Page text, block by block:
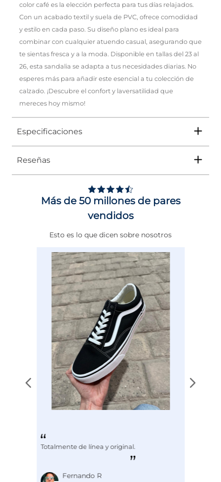
color café es la elección perfecta para tus días relajados.
Con un acabado textil y suela de PVC, ofrece comodidad
y estilo en cada paso. Su diseño plano es ideal para
combinar con cualquier atuendo casual, asegurando que
te sientas fresca y a la moda. Disponible en tallas del 23 al
26, esta sandalia se adapta a tus necesidades diarias. No
esperes más para añadir este esencial a tu colección de
calzado. ¡Descubre el confort y laversatilidad que
mereces hoy mismo!
Especificaciones
Tipo
Género Mujer
DE 0 A 4 cms
NORMAL
CAFE
Reseñas
Más de 50 millones de pares
vendidos
Esto es lo que dicen sobre nosotros
Totalmente de línea y original.
Fernando R